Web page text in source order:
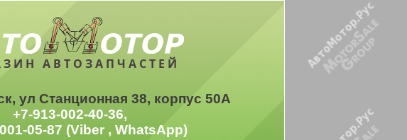
АВТОЗАПЧАСТЕЙ
ул Станционная 38, корпус 50А
+7-913-002-40-36,
05-87 (Viber , WhatsApp)